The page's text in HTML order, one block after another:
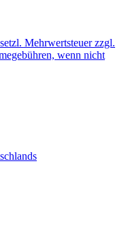
Mehrwertsteuer zzgl.
wenn nicht